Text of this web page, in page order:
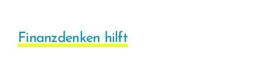
Finanzdenken hilft